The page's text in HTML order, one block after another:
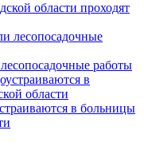
области проходят
работы
в больницы